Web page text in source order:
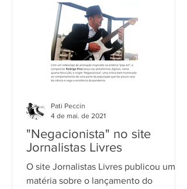
"Negacionista" no site
Jornalistas Livres
O site Jornalistas Livres publicou uma
matéria sobre o lançamento do
Pati Peccin
4 de mai. de 2021